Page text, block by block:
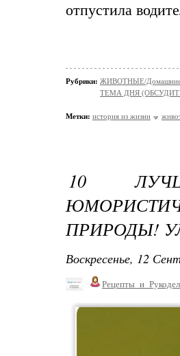
отпустила
Рубрики: ЖИВОТНЫЕ/Домашние
ТЕМА ДНЯ
Метки: история из жизни
10
ПРИРОДЫ!
Воскресенье, 12